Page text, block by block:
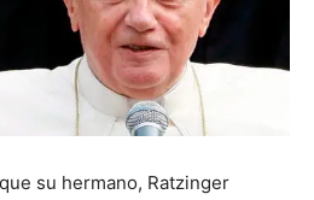
su hermano, Ratzinger